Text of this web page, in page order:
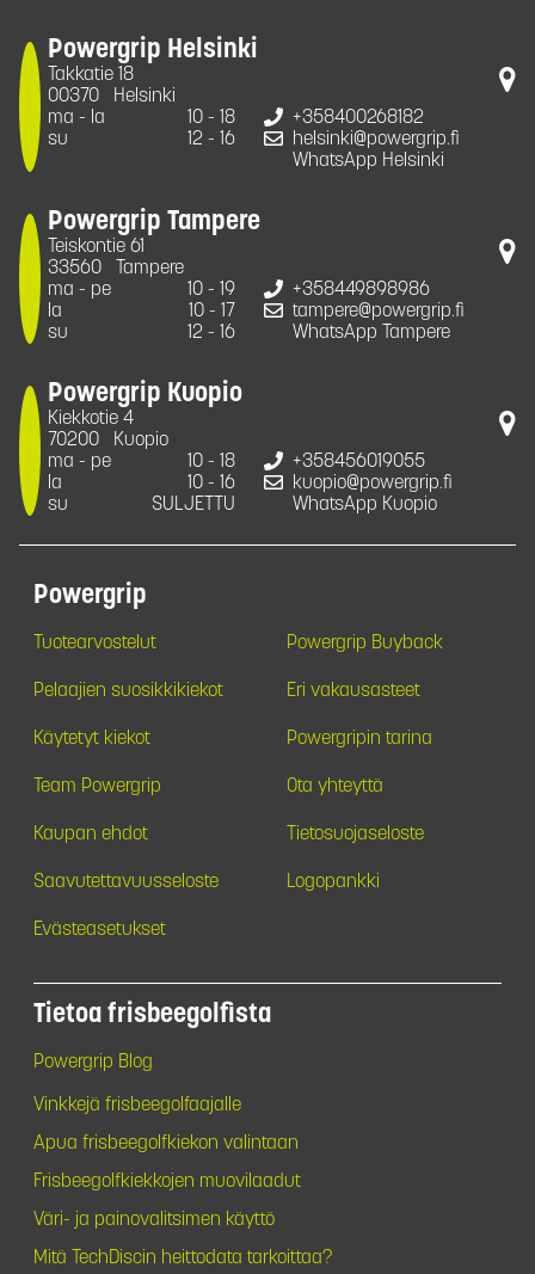
Powergrip Helsinki
Takkatie 18
00370
Helsinki
ma - la
10 - 18
su
12 - 16
+358400268182
helsinki@powergrip.fi
WhatsApp Helsinki
Powergrip Tampere
Teiskontie 61
33560
Tampere
ma - pe
10 - 19
la
10 - 17
su
12 - 16
+358449898986
tampere@powergrip.fi
WhatsApp Tampere
Powergrip Kuopio
Kiekkotie 4
70200
Kuopio
ma - pe
10 - 18
la
10 - 16
su
SULJETTU
+358456019055
kuopio@powergrip.fi
WhatsApp Kuopio
Powergrip
Tuotearvostelut Powergrip Buyback
Pelaajien suosikkikiekot Eri vakausasteet
Käytetyt kiekot Powergripin tarina
Team Powergrip Ota yhteyttä
Kaupan ehdot Tietosuojaseloste
Saavutettavuusseloste Logopankki
Evästeasetukset
Tietoa frisbeegolfista
Powergrip Blog
Vinkkejä frisbeegolfaajalle
Apua frisbeegolfkiekon valintaan
Frisbeegolfkiekkojen muovilaadut
Väri- ja painovalitsimen käyttö
Mitä TechDiscin heittodata tarkoittaa?